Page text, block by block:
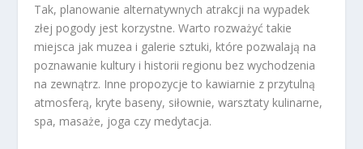
Tak, planowanie alternatywnych atrakcji na wypadek
złej pogody jest korzystne. Warto rozważyć takie
miejsca jak muzea i galerie sztuki, które pozwalają na
poznawanie kultury i historii regionu bez wychodzenia
na zewnątrz. Inne propozycje to kawiarnie z przytulną
atmosferą, kryte baseny, siłownie, warsztaty kulinarne,
spa, masaże, joga czy medytacja.